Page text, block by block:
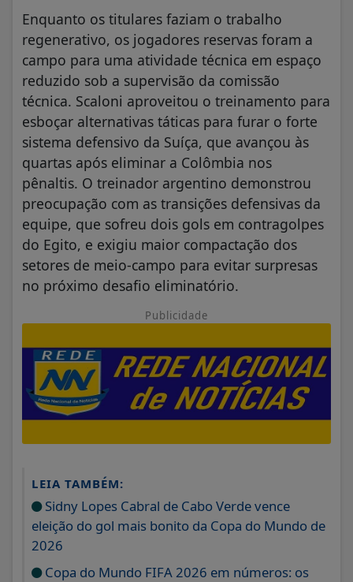
Enquanto os titulares faziam o trabalho
regenerativo, os jogadores reservas foram a
campo para uma atividade técnica em espaço
reduzido sob a supervisão da comissão
técnica. Scaloni aproveitou o treinamento para
esboçar alternativas táticas para furar o forte
sistema defensivo da Suíça, que avançou às
quartas após eliminar a Colômbia nos
pênaltis. O treinador argentino demonstrou
preocupação com as transições defensivas da
equipe, que sofreu dois gols em contragolpes
do Egito, e exigiu maior compactação dos
setores de meio-campo para evitar surpresas
no próximo desafio eliminatório.
Publicidade
LEIA TAMBÉM:
Sidny Lopes Cabral de Cabo Verde vence
eleição do gol mais bonito da Copa do Mundo de
2026
Copa do Mundo FIFA 2026 em números: os